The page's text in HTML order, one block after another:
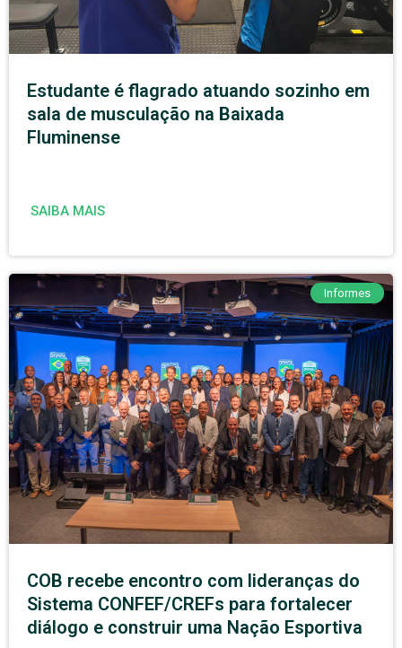
Estudante é flagrado atuando sozinho em
sala de musculação na Baixada
Fluminense
SAIBA MAIS
Informes
COB recebe encontro com lideranças do
Sistema CONFEF/CREFs para fortalecer
diálogo e construir uma Nação Esportiva